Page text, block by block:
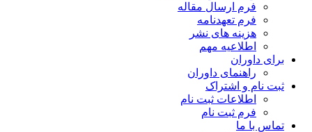
فرم ارسال مقاله
فرم تعهدنامه
هزینه های نشر
اطلاعیه مهم
برای داوران
راهنمای داوران
ثبت نام و اشتراک
اطلاعات ثبت نام
فرم ثبت نام
تماس با ما